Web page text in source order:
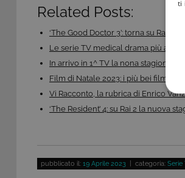
Related Posts:
‘The Good Doctor 3’: torna su Rai 2 la
Le serie TV medical drama più
In arrivo in 1^ TV la nona stagione di
Film di Natale 2023: i più bei film di
Vi Racconto, la rubrica di Enrico
‘The Resident’ 4: su Rai 2 la nuova
pubblicato il: 19 Aprile 2023 | categoria: Serie
ti